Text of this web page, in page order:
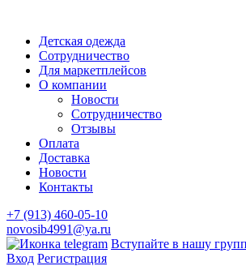
Детская одежда
Сотрудничество
Для маркетплейсов
О компании
Новости
Сотрудничество
Отзывы
Оплата
Доставка
Новости
Контакты
+7 (913) 460-05-10
novosib4991@ya.ru
Вступайте в нашу
Вход Регистрация